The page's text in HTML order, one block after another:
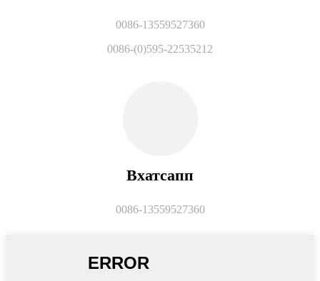
0086-13559527360
0086-(0)595-22535212
Вхатсапп
0086-13559527360